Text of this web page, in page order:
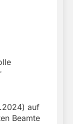
auf
Beamte